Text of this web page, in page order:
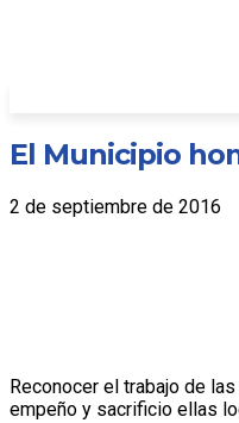
El Municipio
2 de septiembre de 2016
Reconocer el trabajo de
empeño y sacrificio ellas